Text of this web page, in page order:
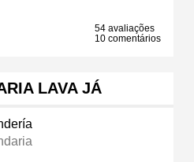
54 avaliações
10 comentários
LAVA JÁ